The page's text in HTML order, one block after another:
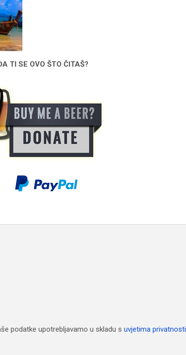
TI SE OVO ŠTO ČITAŠ?
podatke upotrebljavamo u skladu s uvjetima privatnosti